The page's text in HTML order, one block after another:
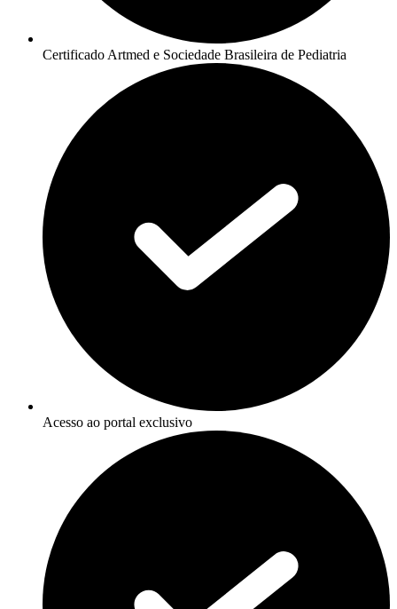
Certificado Artmed e Sociedade Brasileira de Pediatria
Acesso ao portal exclusivo